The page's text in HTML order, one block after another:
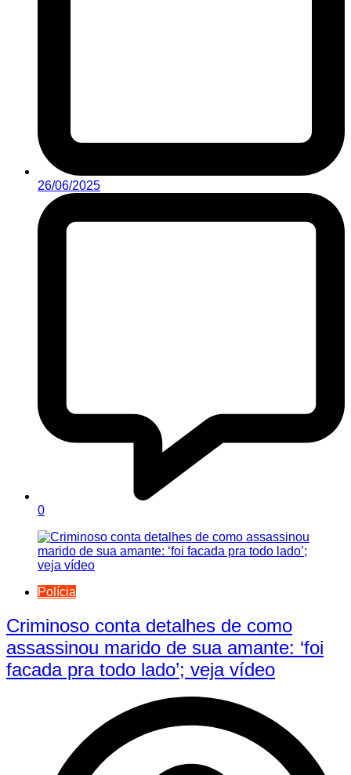
26/06/2025
0
Polícia
Criminoso conta detalhes de como
assassinou marido de sua amante: ‘foi
facada pra todo lado’; veja vídeo